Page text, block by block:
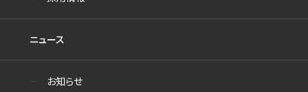
ニュース
お知らせ